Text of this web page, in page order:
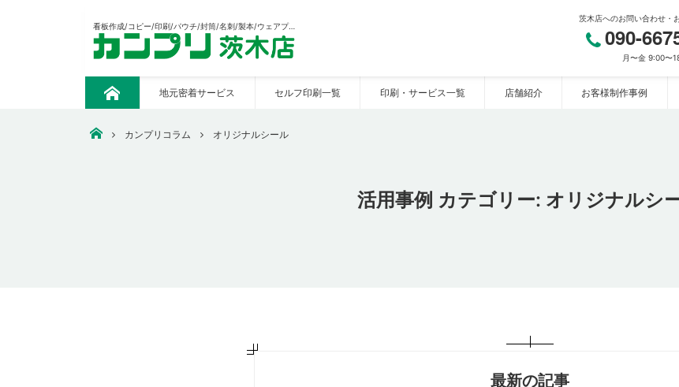
看板作成/コピー/印刷/パウチ/封筒/名刺/製本/ウェアプリント/CAD出力/販促の制作等々あらゆる印刷おまかせください。
茨木店へのお問い合わせ・
090-
月〜金 9:00〜
ト
プ
地元密着サービス セルフ印刷一覧 印刷・サービス一覧 店舗紹介 お客様制作事例
安いコピー・印刷・ウェアプリント・看板作成なら【カンプリ茨木店】
カンプリコラム オリジナルシール
活用事例 カテゴリー: オリジナルシ
最新の記事